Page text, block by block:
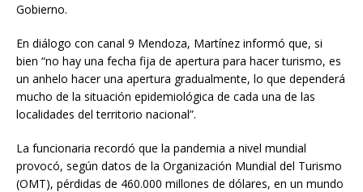
Gobierno.
En diálogo con canal 9 Mendoza, Martínez informó que, si
bien “no hay una fecha fija de apertura para hacer turismo, es
un anhelo hacer una apertura gradualmente, lo que dependerá
mucho de la situación epidemiológica de cada una de las
localidades del territorio nacional”.
La funcionaria recordó que la pandemia a nivel mundial
provocó, según datos de la Organización Mundial del Turismo
(OMT), pérdidas de 460.000 millones de dólares, en un mundo